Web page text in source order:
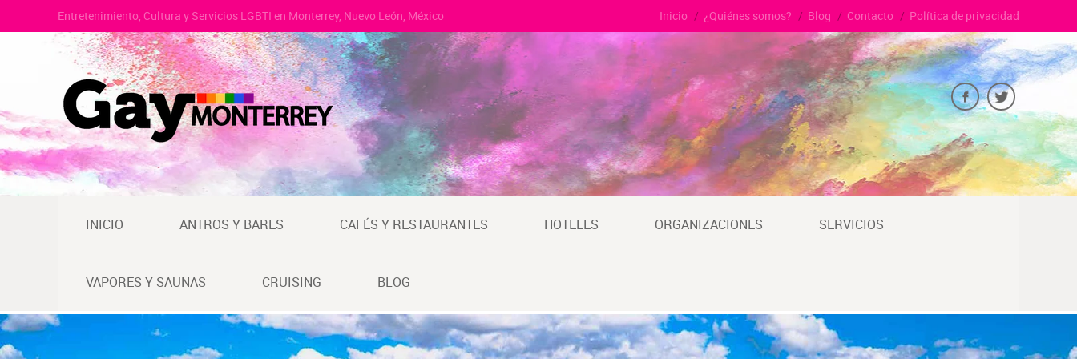
Entretenimiento, Cultura y Servicios LGBTI en Monterrey, Nuevo León, México Inicio ¿Quiénes somos? Blog Contacto Política de privacidad
INICIO ANTROS Y BARES CAFÉS Y RESTAURANTES HOTELES ORGANIZACIONES SERVICIOS
VAPORES Y SAUNAS CRUISING BLOG